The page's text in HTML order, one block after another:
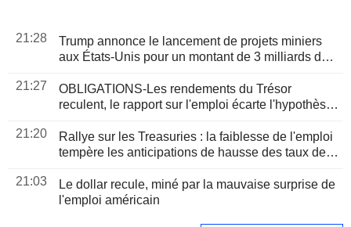
21:28
Trump annonce le lancement de projets miniers
aux États-Unis pour un montant de 3 milliards de
21:27
OBLIGATIONS-Les rendements du Trésor
reculent, le rapport sur l'emploi écarte l'hypothèse
21:20
Rallye sur les Treasuries : la faiblesse de l'emploi
tempère les anticipations de hausse des taux de la
21:03
Le dollar recule, miné par la mauvaise surprise de
l'emploi américain